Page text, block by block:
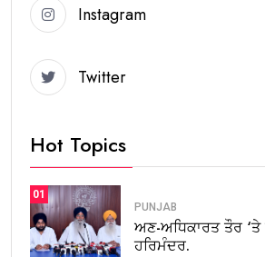
Instagram
Twitter
Hot Topics
01
PUNJAB
ਅਣ-ਅਧਿਕਾਰਤ ਤੌਰ
ਹਰਿਮੰਦਰ.